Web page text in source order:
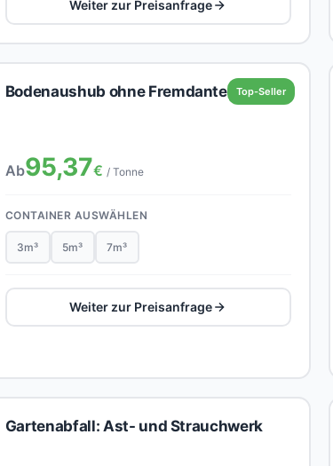
Weiter zur Preisanfrage
Top-Seller
Bodenaushub ohne Fremdanteil
Ab95,37€ / Tonne
CONTAINER AUSWÄHLEN
3m³ 5m³ 7m³
Weiter zur Preisanfrage
Gartenabfall: Ast- und Strauchwerk